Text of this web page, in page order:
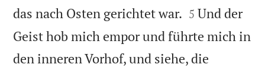
das nach Osten gerichtet war. 

5 Und der
Geist hob mich empor und führte mich in
den inneren Vorhof, und siehe, die